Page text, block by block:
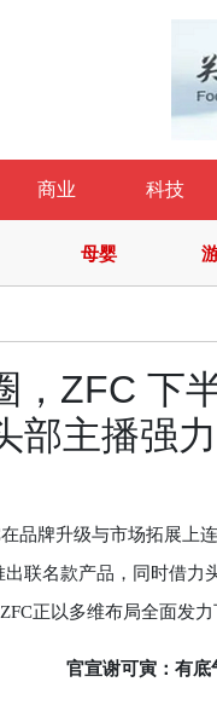
商业 科技
母婴
，ZFC 下
部主播强
牌升级与市场拓展上
出联名款产品，同时借
正以多维布局全面发
官宣谢可寅：有底